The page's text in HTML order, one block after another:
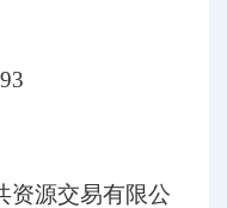
资源交易有限公